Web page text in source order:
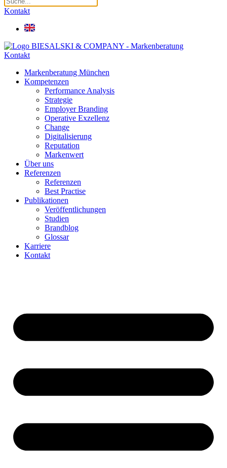
Kontakt
Kontakt
Markenberatung München
Kompetenzen
Performance Analysis
Strategie
Employer Branding
Operative Exzellenz
Change
Digitalisierung
Reputation
Markenwert
Über uns
Referenzen
Referenzen
Best Practise
Publikationen
Veröffentlichungen
Studien
Brandblog
Glossar
Karriere
Kontakt